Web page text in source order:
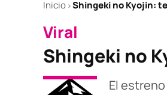
Inicio >Shingeki no Kyojin:
POSTED
IN
Viral
Shingeki no
El estreno